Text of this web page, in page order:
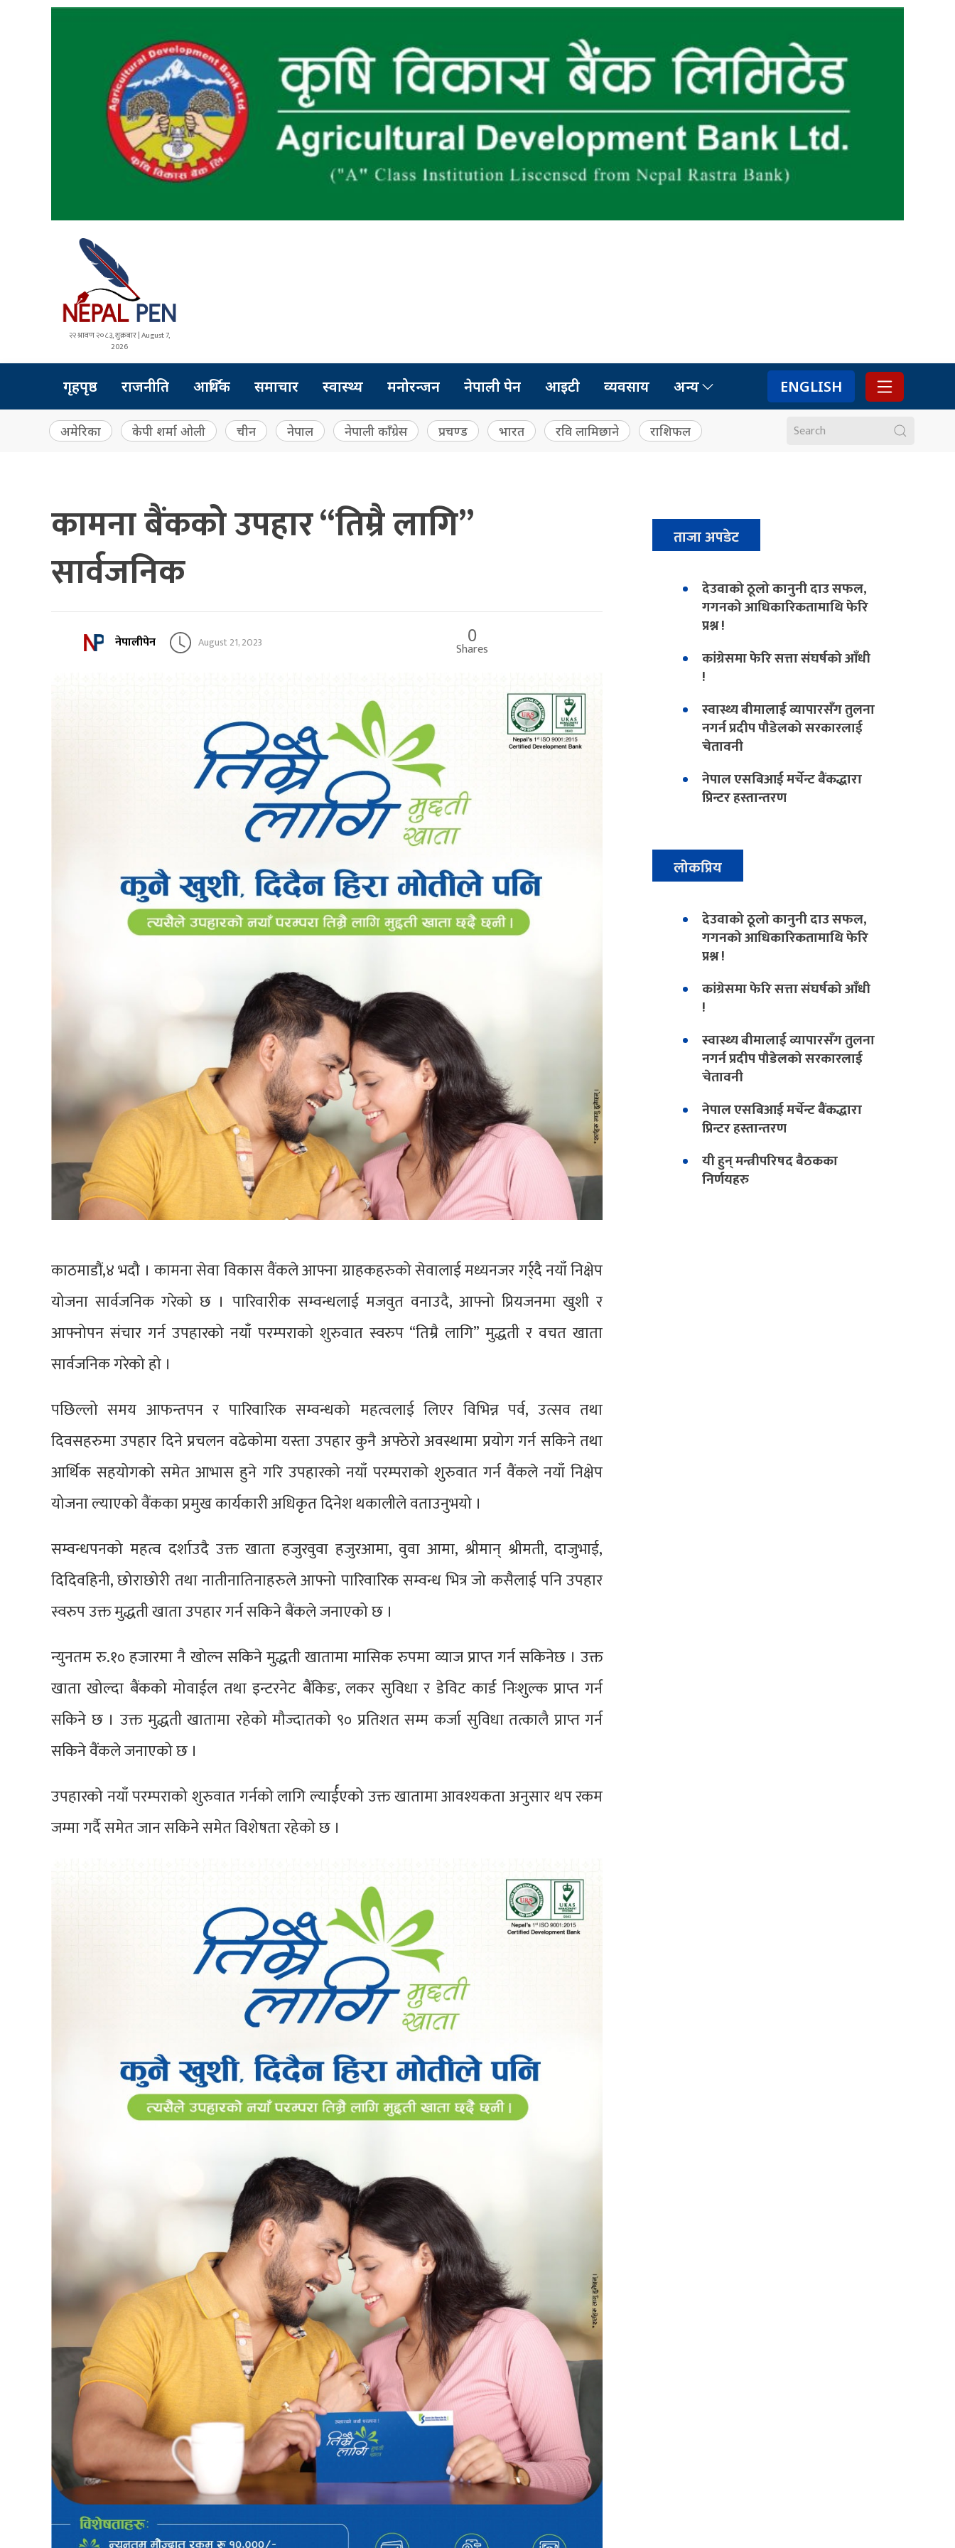
२२ श्रावण २०८३, शुक्रबार | August 7,
2026
गृहपृष्ठ राजनीति आर्थिक समाचार स्वास्थ्य मनोरन्जन नेपाली पेन आइटी व्यवसाय अन्य ENGLISH
अमेरिका केपी शर्मा ओली चीन नेपाल नेपाली काँग्रेस प्रचण्ड भारत रवि लामिछाने राशिफल
कामना बैंकको उपहार “तिम्रै लागि”
सार्वजनिक
नेपालीपेन August 21, 2023 0
Shares
काठमाडौं,४ भदौ । कामना सेवा विकास वैंकले आफ्ना ग्राहकहरुको सेवालाई मध्यनजर गर्र्दै नयाँ निक्षेप
योजना सार्वजनिक गरेको छ । पारिवारीक सम्वन्धलाई मजवुत वनाउदै, आफ्नो प्रियजनमा खुशी र
आफ्नोपन संचार गर्न उपहारको नयाँ परम्पराको शुरुवात स्वरुप “तिम्रै लागि” मुद्धती र वचत खाता
सार्वजनिक गरेको हो ।
पछिल्लो समय आफन्तपन र पारिवारिक सम्वन्धको महत्वलाई लिएर विभिन्न पर्व, उत्सव तथा
दिवसहरुमा उपहार दिने प्रचलन वढेकोमा यस्ता उपहार कुनै अफ्ठेरो अवस्थामा प्रयोग गर्न सकिने तथा
आर्थिक सहयोगको समेत आभास हुने गरि उपहारको नयाँ परम्पराको शुरुवात गर्न वैंकले नयाँ निक्षेप
योजना ल्याएको वैंकका प्रमुख कार्यकारी अधिकृत दिनेश थकालीले वताउनुभयो ।
सम्वन्धपनको महत्व दर्शाउदै उक्त खाता हजुरवुवा हजुरआमा, वुवा आमा, श्रीमान् श्रीमती, दाजुभाई,
दिदिवहिनी, छोराछोरी तथा नातीनातिनाहरुले आफ्नो पारिवारिक सम्वन्ध भित्र जो कसैलाई पनि उपहार
स्वरुप उक्त मुद्धती खाता उपहार गर्न सकिने बैंकले जनाएको छ ।
न्युनतम रु.१० हजारमा नै खोल्न सकिने मुद्धती खातामा मासिक रुपमा व्याज प्राप्त गर्न सकिनेछ । उक्त
खाता खोल्दा बैंकको मोवाईल तथा इन्टरनेट बैंकिङ, लकर सुविधा र डेविट कार्ड निःशुल्क प्राप्त गर्न
सकिने छ । उक्त मुद्धती खातामा रहेको मौज्दातको ९० प्रतिशत सम्म कर्जा सुविधा तत्कालै प्राप्त गर्न
सकिने वैंकले जनाएको छ ।
उपहारको नयाँ परम्पराको शुरुवात गर्नको लागि ल्यार्ईएको उक्त खातामा आवश्यकता अनुसार थप रकम
जम्मा गर्दै समेत जान सकिने समेत विशेषता रहेको छ ।
ताजा अपडेट
देउवाको ठूलो कानुनी दाउ सफल,
गगनको आधिकारिकतामाथि फेरि
प्रश्न !
कांग्रेसमा फेरि सत्ता संघर्षको आँधी
!
स्वास्थ्य बीमालाई व्यापारसँग तुलना
नगर्न प्रदीप पौडेलको सरकारलाई
चेतावनी
नेपाल एसबिआई मर्चेन्ट बैंकद्धारा
प्रिन्टर हस्तान्तरण
लोकप्रिय
देउवाको ठूलो कानुनी दाउ सफल,
गगनको आधिकारिकतामाथि फेरि
प्रश्न !
कांग्रेसमा फेरि सत्ता संघर्षको आँधी
!
स्वास्थ्य बीमालाई व्यापारसँग तुलना
नगर्न प्रदीप पौडेलको सरकारलाई
चेतावनी
नेपाल एसबिआई मर्चेन्ट बैंकद्धारा
प्रिन्टर हस्तान्तरण
यी हुन् मन्त्रीपरिषद बैठकका
निर्णयहरु